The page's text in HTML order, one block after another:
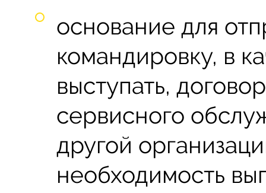
основание для
командировку, в
выступать,
сервисного
другой
необходимость